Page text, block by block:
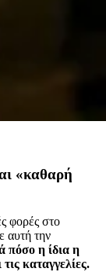
«καθαρή
φορές στο
αυτή την
πόσο η ίδια η
καταγγελίες.